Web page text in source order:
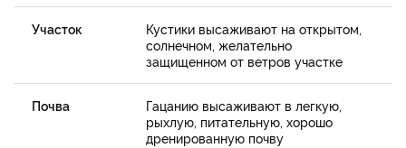
Участок
Кустики высаживают на открытом,
солнечном, желательно
защищенном от ветров участке
Почва
Гацанию высаживают в легкую,
рыхлую, питательную, хорошо
дренированную почву